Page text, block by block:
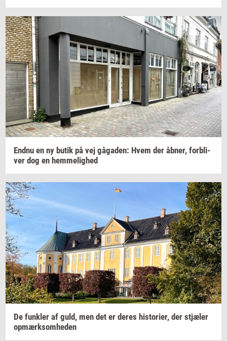
Endnu en ny butik på vej gå­ga­den: Hvem der åbner, for­bli­
ver dog en hem­me­lig­hed
De funk­ler af guld, men det er deres hi­sto­ri­er, der stjæ­ler
op­mærk­som­he­den